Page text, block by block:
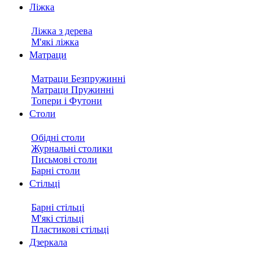
Ліжка
Ліжка з дерева
М'які ліжка
Матраци
Матраци Безпружинні
Матраци Пружинні
Топери і Футони
Столи
Обідні столи
Журнальні столики
Письмові столи
Барні столи
Стільці
Барні стільці
М'які стільці
Пластикові стільці
Дзеркала